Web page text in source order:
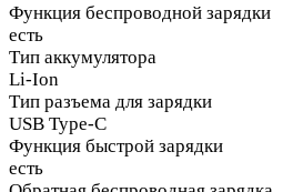
Функция беспроводной зарядки
есть
Тип аккумулятора
Li-Ion
Тип разъема для зарядки
USB Type-C
Функция быстрой зарядки
есть